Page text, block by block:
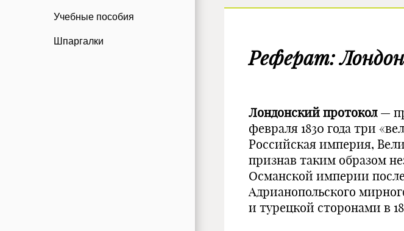
Учебные пособия
Шпаргалки
Реферат:
Лондонский протокол—
февраля 1830 года три
Российская империя,
признав таким образом
Османской империи
Адрианопольского
и турецкой сторонами в